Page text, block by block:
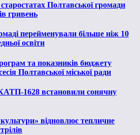
Полтавської громади
гривень
перейменували більше ніж 10
освіти
та показників бюджету
Полтавської міської ради
1628 встановили сонячну
відновлює тепличне